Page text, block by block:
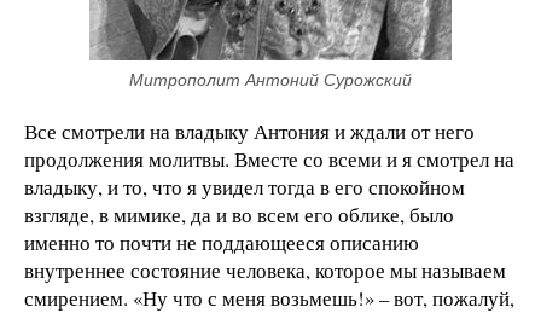
Митрополит Антоний Сурожский
Все смотрели на владыку Антония и ждали от него
продолжения молитвы. Вместе со всеми и я смотрел на
владыку, и то, что я увидел тогда в его спокойном
взгляде, в мимике, да и во всем его облике, было
именно то почти не поддающееся описанию
внутреннее состояние человека, которое мы называем
смирением. «Ну что с меня возьмешь!» – вот, пожалуй,